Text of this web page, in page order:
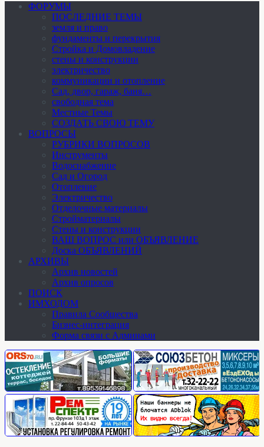
ФОРУМЫ
ПОСЛЕДНИЕ ТЕМЫ
земля и право
фундаменты и перекрытия
Стройка и Домовладение
стены и конструкции
электричество
коммуникации и отопление
Cад, двор, гараж, баня…
свободная тема
Местные Темы
СОЗДАТЬ СВОЮ ТЕМУ
ВОПРОСЫ
РУБРИКИ ВОПРОСОВ
Инструменты
Водоснабжение
Сад и Огород
Отопление
Электричество
Отделочные материалы
Стройматериалы
Стены и конструкции
ВАШ ВОПРОС или ОБЪЯВЛЕНИЕ
Доска ОБЪЯВЛЕНИЙ
АРХИВЫ
Архив новостей
Архив опросов
ПОИСК
ИМХОДОМ
Правила Сообщества
Бизнес-интеграция
Форма связи с Админами